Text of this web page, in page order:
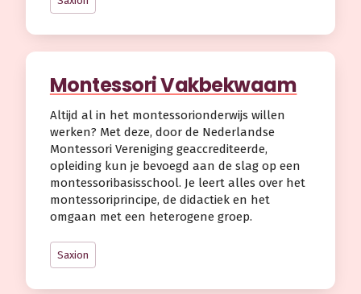
Montessori Vakbekwaam
Altijd al in het montessorionderwijs willen
werken? Met deze, door de Nederlandse
Montessori Vereniging geaccrediteerde,
opleiding kun je bevoegd aan de slag op een
montessoribasisschool. Je leert alles over het
montessoriprincipe, de didactiek en het
omgaan met een heterogene groep.
Saxion